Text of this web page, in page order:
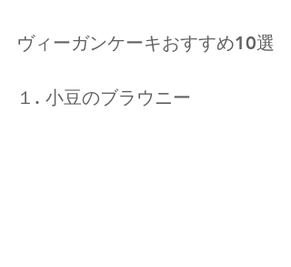
ヴィーガンケーキおすすめ10選
１. 小豆のブラウニー